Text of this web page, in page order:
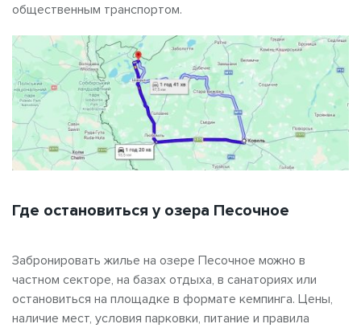
общественным транспортом.
Где остановиться у озера Песочное
Забронировать жилье на озере Песочное можно в
частном секторе, на базах отдыха, в санаториях или
остановиться на площадке в формате кемпинга. Цены,
наличие мест, условия парковки, питание и правила